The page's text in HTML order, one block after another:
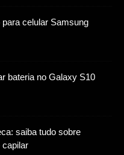
celular Samsung
bateria no Galaxy S10
saiba tudo sobre
capilar